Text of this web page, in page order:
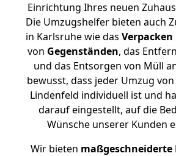
Einrichtung Ihres neuen
Die Umzugshelfer bieten auch
in Karlsruhe wie das Verpacken
von Gegenständen, das
und das Entsorgen von Müll
bewusst, dass jeder Umzug
Lindenfeld individuell ist und
darauf eingestellt, auf die
Wünsche unserer Kunden
Wir bieten maßgeschneiderte